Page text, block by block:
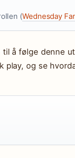
(Wednesday
å følge denne
play, og se